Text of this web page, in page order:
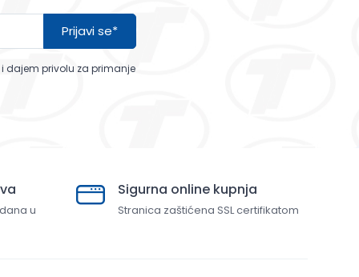
Prijavi se*
dajem privolu za primanje
u
Sigurna online kupnja
Stranica zaštićena SSL certifikatom